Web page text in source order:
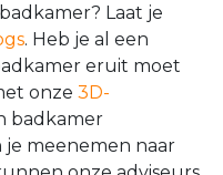
Laat je
. Heb je al een
eruit moet
onze 3D-
badkamer
meenemen naar